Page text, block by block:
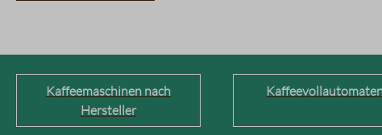
Kaffeemaschinen nach
Hersteller